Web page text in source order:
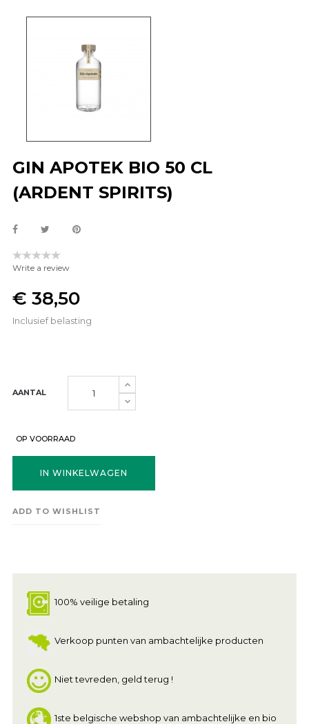
GIN APOTEK BIO 50 CL
(ARDENT SPIRITS)
Write a review
€ 38,50
Inclusief belasting
AANTAL
OP VOORRAAD
IN WINKELWAGEN
ADD TO WISHLIST
100% veilige betaling
Verkoop punten van ambachtelijke producten
Niet tevreden, geld terug !
1ste belgische webshop van ambachtelijke en bio